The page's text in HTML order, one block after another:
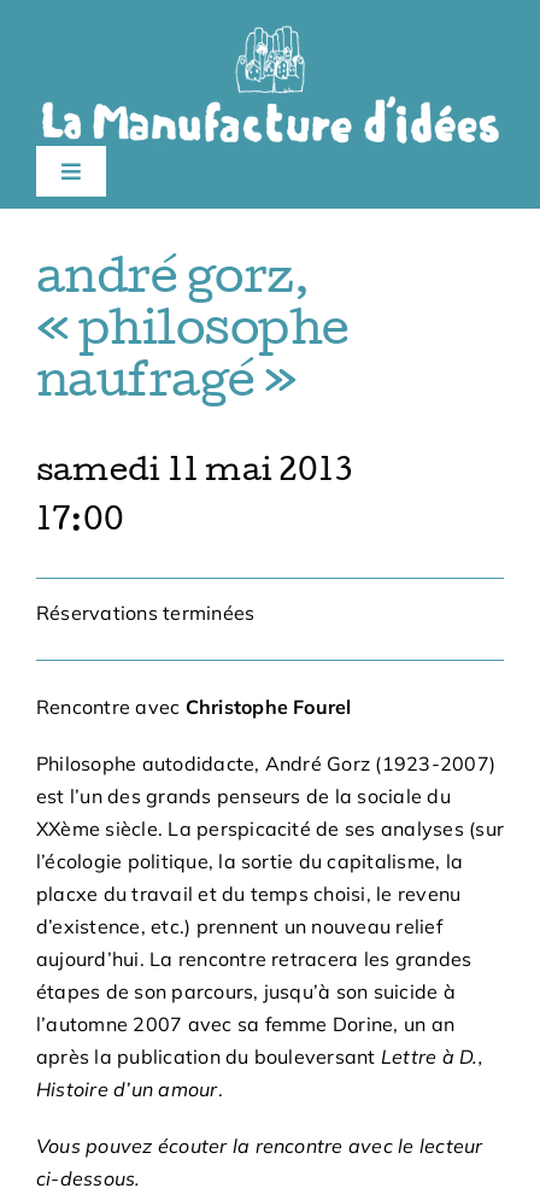
Toggle
Navigation
Le festival
Billetterie
Infos pratiques
Contact
andré gorz,
« philosophe
naufragé »
samedi 11 mai 2013
17:00
Réservations terminées
Rencontre avec Christophe Fourel
Philosophe autodidacte, André Gorz (1923-2007)
est l’un des grands penseurs de la sociale du
XXème siècle. La perspicacité de ses analyses (sur
l’écologie politique, la sortie du capitalisme, la
placxe du travail et du temps choisi, le revenu
d’existence, etc.) prennent un nouveau relief
aujourd’hui. La rencontre retracera les grandes
étapes de son parcours, jusqu’à son suicide à
l’automne 2007 avec sa femme Dorine, un an
après la publication du bouleversant Lettre à D.,
Histoire d’un amour.
Vous pouvez écouter la rencontre avec le lecteur
ci-dessous.